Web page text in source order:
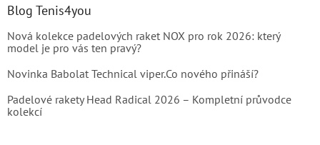
Blog Tenis4you
Nová kolekce padelových raket NOX pro rok 2026: který
model je pro vás ten pravý?
Novinka Babolat Technical viper.Co nového přináší?
Padelové rakety Head Radical 2026 – Kompletní průvodce
kolekcí